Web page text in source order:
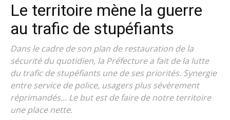
Le territoire mène la guerre
au trafic de stupéfiants
Dans le cadre de son plan de restauration de la
sécurité du quotidien, la Préfecture a fait de la lutte
du trafic de stupéfiants une de ses priorités. Synergie
entre service de police, usagers plus sévèrement
réprimandés... Le but est de faire de notre territoire
une place nette.